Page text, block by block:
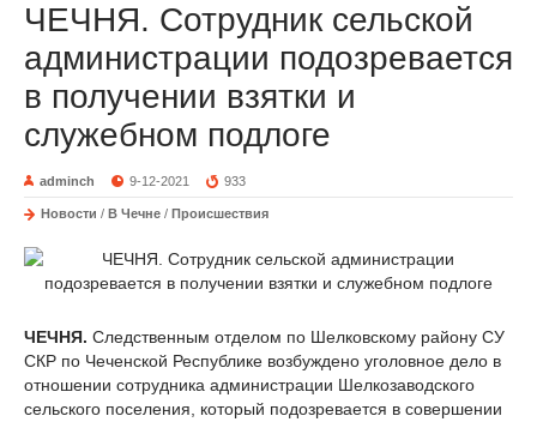
ЧЕЧНЯ. Сотрудник сельской
администрации подозревается
в получении взятки и
служебном подлоге
adminch 9-12-2021 933
Новости / В Чечне / Происшествия
ЧЕЧНЯ. Следственным отделом по Шелковскому району СУ
СКР по Чеченской Республике возбуждено уголовное дело в
отношении сотрудника администрации Шелкозаводского
сельского поселения, который подозревается в совершении